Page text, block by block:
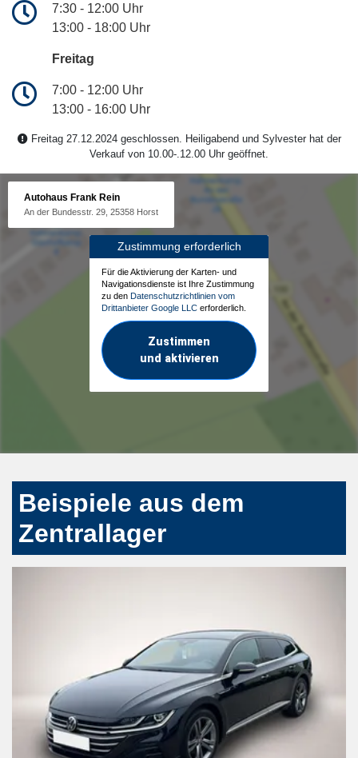
7:30 - 12:00 Uhr
13:00 - 18:00 Uhr
Freitag
7:00 - 12:00 Uhr
13:00 - 16:00 Uhr
Freitag 27.12.2024 geschlossen. Heiligabend und Sylvester hat der
Verkauf von 10.00-.12.00 Uhr geöffnet.
Autohaus Frank Rein
An der Bundesstr. 29, 25358 Horst
Zustimmung erforderlich
Für die Aktivierung der Karten- und
Navigationsdienste ist Ihre Zustimmung
zu den Datenschutzrichtlinien vom
Drittanbieter Google LLC erforderlich.
Zustimmen
und aktivieren
Beispiele aus dem
Zentrallager